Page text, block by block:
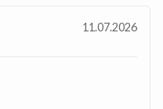
nam niezmiernie
w Radisson Blu
Blu Resort,
11.07.2026